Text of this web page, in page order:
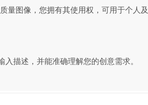
图像，您拥有其使用权，可用于个人
描述，并能准确理解您的创意需求。